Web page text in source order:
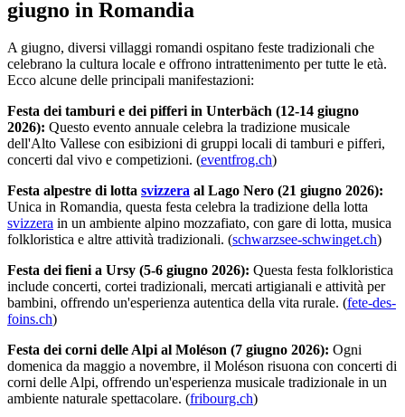
giugno in Romandia
A giugno, diversi villaggi romandi ospitano feste tradizionali che
celebrano la cultura locale e offrono intrattenimento per tutte le età.
Ecco alcune delle principali manifestazioni:
Festa dei tamburi e dei pifferi in Unterbäch (12-14 giugno
2026): Questo evento annuale celebra la tradizione musicale
dell'Alto Vallese con esibizioni di gruppi locali di tamburi e pifferi,
concerti dal vivo e competizioni. (eventfrog.ch)
Festa alpestre di lotta svizzera al Lago Nero (21 giugno 2026):
Unica in Romandia, questa festa celebra la tradizione della lotta
svizzera in un ambiente alpino mozzafiato, con gare di lotta, musica
folkloristica e altre attività tradizionali. (schwarzsee-schwinget.ch)
Festa dei fieni a Ursy (5-6 giugno 2026): Questa festa folkloristica
include concerti, cortei tradizionali, mercati artigianali e attività per
bambini, offrendo un'esperienza autentica della vita rurale. (fete-des-
foins.ch)
Festa dei corni delle Alpi al Moléson (7 giugno 2026): Ogni
domenica da maggio a novembre, il Moléson risuona con concerti di
corni delle Alpi, offrendo un'esperienza musicale tradizionale in un
ambiente naturale spettacolare. (fribourg.ch)